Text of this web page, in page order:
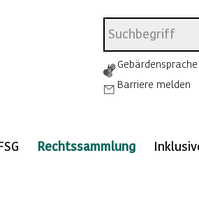
Gebärdensprache
Barriere melden
Rechtssammlung